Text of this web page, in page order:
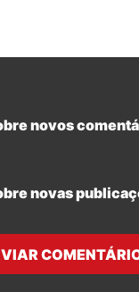
novos
novas